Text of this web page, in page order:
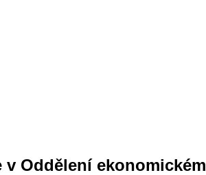
Oddělení ekonomickém